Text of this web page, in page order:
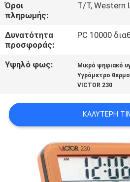
ΕΙΔΉΣΕΙΣ
ΠΕΡΙΠΤΏΣΕΙΣ
PRIVACY
POLICY
Όροι
πληρωμής:
T/T, Western
Δυνατότητα
προσφοράς:
PC 10000
Υψηλό φως: Μικρό ψηφιακό
Υγρόμετρο
VICTOR 230
ΚΑΛΎΤΕΡΗ